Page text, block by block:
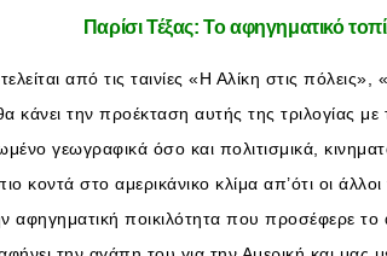
Παρίσι Τέξας: Το αφηγηματικό
από τις ταινίες «Η Αλίκη στις
την προέκταση αυτής της τριλογίας με
γεωγραφικά όσο και πολιτισμικά,
κοντά στο αμερικάνικο κλίμα απ’ότι οι
αφηγηματική ποικιλότητα που προσέφερε το